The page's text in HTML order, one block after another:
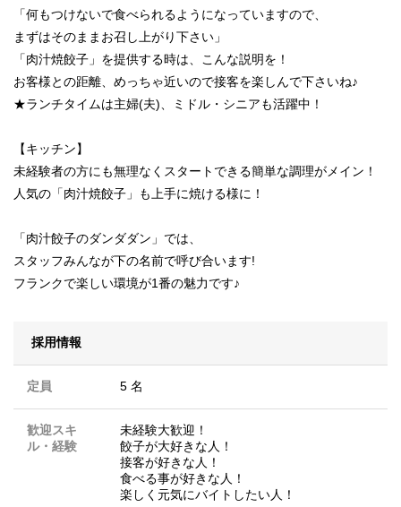
「何もつけないで食べられるようになっていますので、
まずはそのままお召し上がり下さい」
「肉汁焼餃子」を提供する時は、こんな説明を！
お客様との距離、めっちゃ近いので接客を楽しんで下さいね♪
★ランチタイムは主婦(夫)、ミドル・シニアも活躍中！
【キッチン】
未経験者の方にも無理なくスタートできる簡単な調理がメイン！
人気の「肉汁焼餃子」も上手に焼ける様に！
「肉汁餃子のダンダダン」では、
スタッフみんなが下の名前で呼び合います!
フランクで楽しい環境が1番の魅力です♪
採用情報
定員 5 名
歓迎スキ
ル・経験
未経験大歓迎！
餃子が大好きな人！
接客が好きな人！
食べる事が好きな人！
楽しく元気にバイトしたい人！